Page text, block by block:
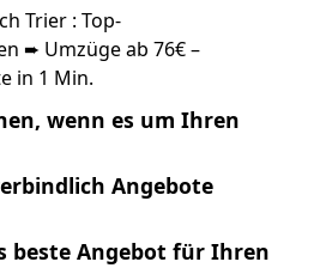
Trier : Top-
➨ Umzüge ab 76€ –
in 1 Min.
wenn es um Ihren
Angebote
beste Angebot für Ihren